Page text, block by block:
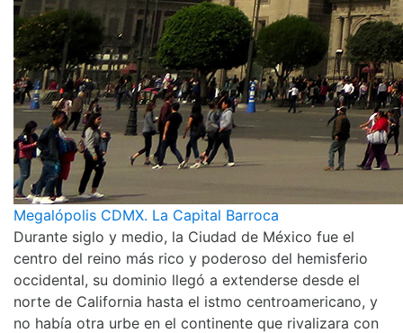
Megalópolis CDMX. La Capital Barroca
Durante siglo y medio, la Ciudad de México fue el
centro del reino más rico y poderoso del hemisferio
occidental, su dominio llegó a extenderse desde el
norte de California hasta el istmo centroamericano, y
no había otra urbe en el continente que rivalizara con